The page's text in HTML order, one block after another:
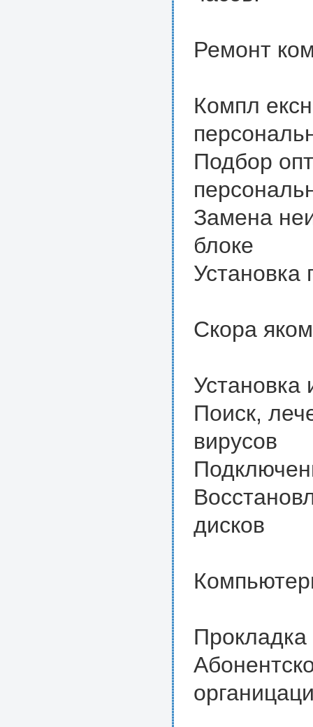
Ремонт
Компл
Подбор
Замена
блоке
Установка
Скора
Поиск,
вирусов
дисков
Прокладка